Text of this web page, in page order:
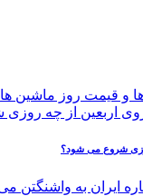
و قیمت روز ماشین‌ ها